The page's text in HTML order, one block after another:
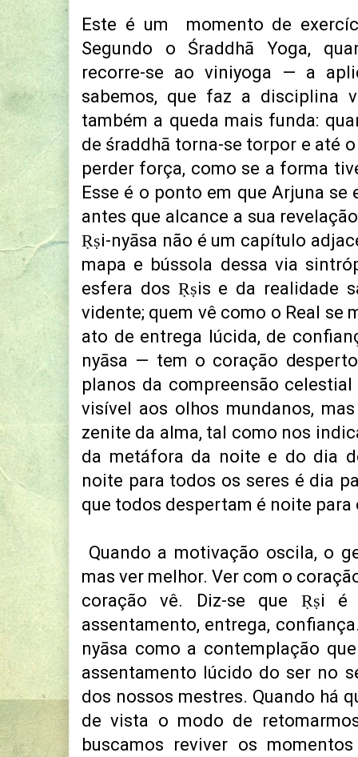
Este é um momento de
Segundo o Śraddhā Yoga,
recorre-se ao viniyoga — a
sabemos, que faz a disciplina
também a queda mais funda:
de śraddhā torna-se torpor e até
perder força, como se a forma
Esse é o ponto em que Arjuna
antes que alcance a sua
Ṛṣi-nyāsa não é um capítulo
mapa e bússola dessa via
esfera dos Ṛṣis e da realidade
vidente; quem vê como o Real se
ato de entrega lúcida, de
nyāsa — tem o coração
planos da compreensão
visível aos olhos mundanos,
zenite da alma, tal como nos
da metáfora da noite e do dia
noite para todos os seres é dia
que todos despertam é noite para
Quando a motivação oscila, o
mas ver melhor. Ver com o
coração vê. Diz-se que Ṛṣi
assentamento, entrega,
nyāsa como a contemplação
assentamento lúcido do ser no
dos nossos mestres. Quando há
de vista o modo de
buscamos reviver os